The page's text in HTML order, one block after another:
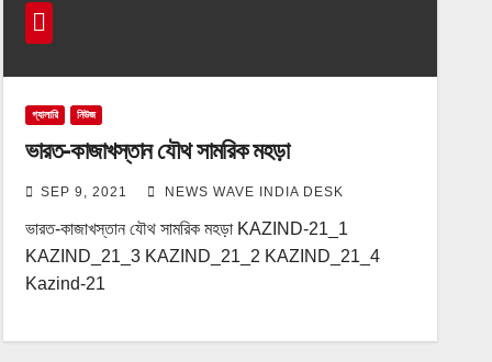
গ্যালারি নিউজ
ভারত-কাজাখস্তান যৌথ সামরিক মহড়া
SEP 9, 2021 NEWS WAVE INDIA DESK
ভারত-কাজাখস্তান যৌথ সামরিক মহড়া KAZIND-21_1
KAZIND_21_3 KAZIND_21_2 KAZIND_21_4
Kazind-21